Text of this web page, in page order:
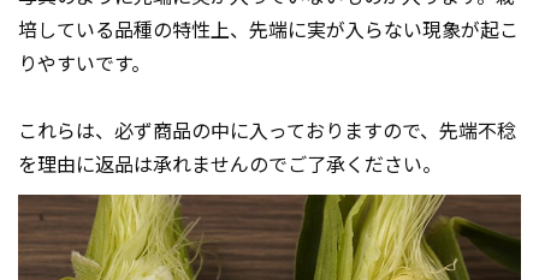
培している品種の特性上、先端に実が入らない現象が起こ
りやすいです。
これらは、必ず商品の中に入っておりますので、先端不稔
を理由に返品は承れませんのでご了承ください。